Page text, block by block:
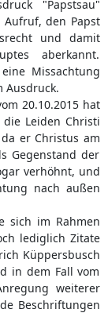
"Papstsau"
den Papst
und damit
aberkannt.
Missachtung
Ausdruck.
20.10.2015 hat
Leiden Christi
er Christus am
Gegenstand der
verhöhnt, und
nach außen
sich im Rahmen
lediglich Zitate
Küppersbusch
in dem Fall vom
weiterer
Beschriftungen